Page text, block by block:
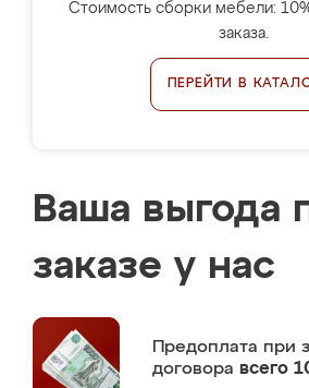
Стоимость сборки мебели:
заказа.
ПЕРЕЙТИ В
Ваша выгода
заказе у нас
Предоплата при
договора всего